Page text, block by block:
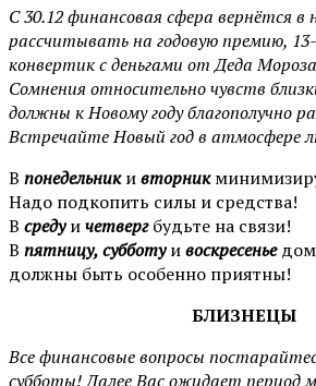
С 30.12 финансовая сфера вернётся
рассчитывать на годовую премию,
конвертик с деньгами от Деда
Сомнения относительно чувств
должны к Новому году благополучно
Встречайте Новый год в атмосфере
В понедельник ивторник
Надо подкопить силы и средства!
В среду ичетвергбудьте на связи!
В пятницу, субботуивоскресенье
должны быть особенно приятны!
БЛИЗНЕЦЫ
Все финансовые вопросы
субботы! Далее Вас ожидает период